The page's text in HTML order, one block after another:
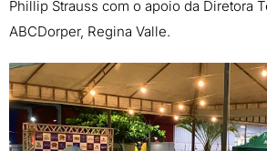
Phillip Strauss com o apoio da Diretora
ABCDorper, Regina Valle.